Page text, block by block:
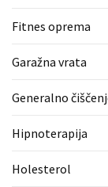
USED
CATEGORIES
(1)
Tisk
majice
Fitnes oprema
Garažna vrata
Generalno
Hipnoterapija
Holesterol